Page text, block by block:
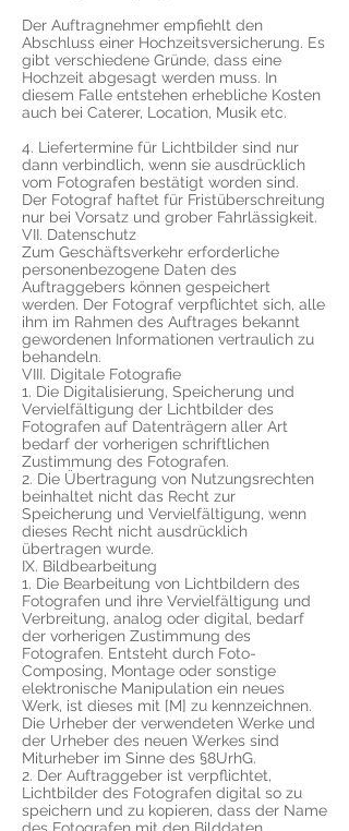
Der Auftragnehmer empfiehlt den
Abschluss einer Hochzeitsversicherung. Es
gibt verschiedene Gründe, dass eine
Hochzeit abgesagt werden muss. In
diesem Falle entstehen erhebliche Kosten
auch bei Caterer, Location, Musik etc.
4. Liefertermine für Lichtbilder sind nur
dann verbindlich, wenn sie ausdrücklich
vom Fotografen bestätigt worden sind.
Der Fotograf haftet für Fristüberschreitung
nur bei Vorsatz und grober Fahrlässigkeit.
VII. Datenschutz
Zum Geschäftsverkehr erforderliche
personenbezogene Daten des
Auftraggebers können gespeichert
werden. Der Fotograf verpflichtet sich, alle
ihm im Rahmen des Auftrages bekannt
gewordenen Informationen vertraulich zu
behandeln.
VIII. Digitale Fotografie
1. Die Digitalisierung, Speicherung und
Vervielfältigung der Lichtbilder des
Fotografen auf Datenträgern aller Art
bedarf der vorherigen schriftlichen
Zustimmung des Fotografen.
2. Die Übertragung von Nutzungsrechten
beinhaltet nicht das Recht zur
Speicherung und Vervielfältigung, wenn
dieses Recht nicht ausdrücklich
übertragen wurde.
IX. Bildbearbeitung
1. Die Bearbeitung von Lichtbildern des
Fotografen und ihre Vervielfältigung und
Verbreitung, analog oder digital, bedarf
der vorherigen Zustimmung des
Fotografen. Entsteht durch Foto-
Composing, Montage oder sonstige
elektronische Manipulation ein neues
Werk, ist dieses mit [M] zu kennzeichnen.
Die Urheber der verwendeten Werke und
der Urheber des neuen Werkes sind
Miturheber im Sinne des §8UrhG.
2. Der Auftraggeber ist verpflichtet,
Lichtbilder des Fotografen digital so zu
speichern und zu kopieren, dass der Name